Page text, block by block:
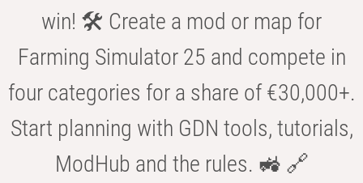
win! 🛠️ Create a mod or map for
Farming Simulator 25 and compete in
four categories for a share of €30,000+.
Start planning with GDN tools, tutorials,
ModHub and the rules. 🚜 🔗